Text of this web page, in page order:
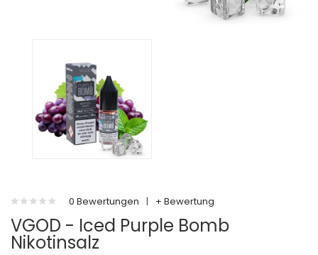
0 Bewertungen | + Bewertung
VGOD - Iced Purple Bomb
Nikotinsalz